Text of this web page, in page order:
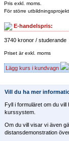
Pris exkl. moms.
För större
E-handelspris:
3740 kronor / studerande
Priset är exkl. moms
Lägg kurs i kundvagn
Vill du ha mer
Fyll i formuläret om du
kurssystem.
Om du vill visar vi även
distansdemonstration